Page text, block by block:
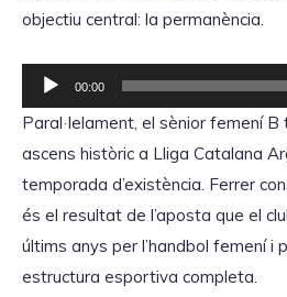
t
r
d
'
à
u
d
objectiu central: la permanència.
e
00:00
Paral·lelament, el sènior femení
ascens històric a Lliga Catalana
temporada d’existència. Ferrer
és el resultat de l’aposta que el
últims anys per l’handbol femení i
estructura esportiva completa.